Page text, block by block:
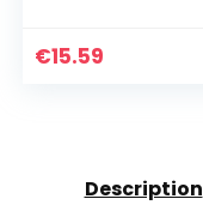
mm.
€15.59
Description